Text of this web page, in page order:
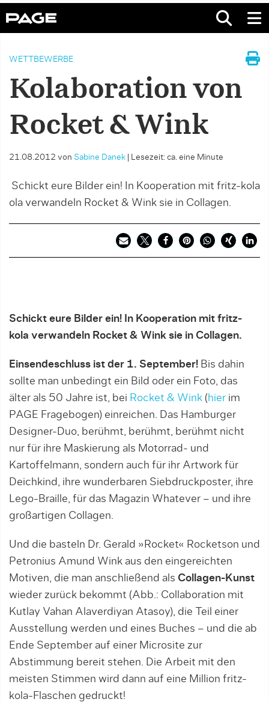
WETTBEWERBE
Kolaboration von
Rocket & Wink
21.08.2012 von Sabine Danek Lesezeit: ca. eine Minute
Schickt eure Bilder ein! In Kooperation mit fritz-kola
ola verwandeln Rocket & Wink sie in Collagen.
Schickt eure Bilder ein! In Kooperation mit fritz-
kola verwandeln Rocket & Wink sie in Collagen.
Einsendeschluss ist der 1. September! Bis dahin
sollte man unbedingt ein Bild oder ein Foto, das
älter als 50 Jahre ist, bei Rocket & Wink (hier im
PAGE Fragebogen) einreichen. Das Hamburger
Designer-Duo, berühmt, berühmt, berühmt nicht
nur für ihre Maskierung als Motorrad- und
Kartoffelmann, sondern auch für ihr Artwork für
Deichkind, ihre wunderbaren Siebdruckposter, ihre
Lego-Braille, für das Magazin Whatever – und ihre
großartigen Collagen.
Und die basteln Dr. Gerald »Rocket« Rocketson und
Petronius Amund Wink aus den eingereichten
Motiven, die man anschließend als Collagen-Kunst
wieder zurück bekommt (Abb.: Collaboration mit
Kutlay Vahan Alaverdiyan Atasoy), die Teil einer
Ausstellung werden und eines Buches – und die ab
Ende September auf einer Microsite zur
Abstimmung bereit stehen. Die Arbeit mit den
meisten Stimmen wird dann auf eine Million fritz-
kola-Flaschen gedruckt!